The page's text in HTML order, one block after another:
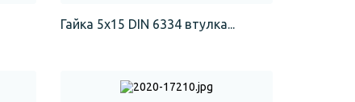
Гайка 5х15 DIN 6334 втулка...